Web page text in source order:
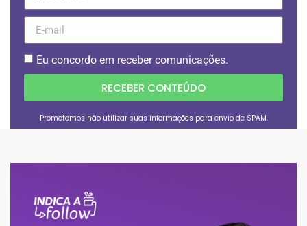
Eu concordo em receber comunicações.
RECEBER CONTEÚDO
Prometemos não utilizar suas informações para envio de SPAM.